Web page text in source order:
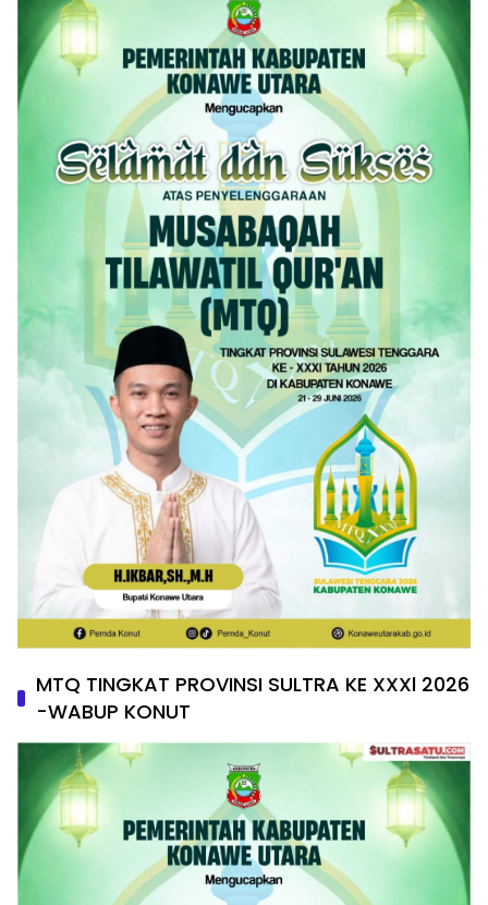
MTQ TINGKAT PROVINSI SULTRA KE XXXl 2026
-WABUP KONUT